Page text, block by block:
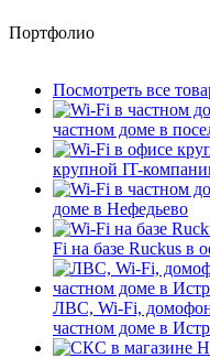
Портфолио
Посмотреть все
частном доме в
крупной IT-
доме в Нефедьево
Fi на базе Ruckus в
ЛВС, Wi-Fi,
частном доме в